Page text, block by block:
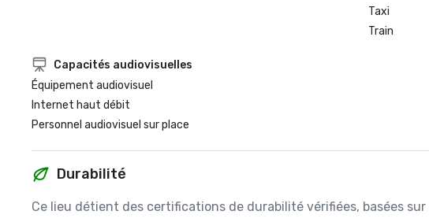
Taxi
Train
Capacités audiovisuelles
Équipement audiovisuel
Internet haut débit
Personnel audiovisuel sur place
Durabilité
Ce lieu détient des certifications de durabilité vérifiées, basées